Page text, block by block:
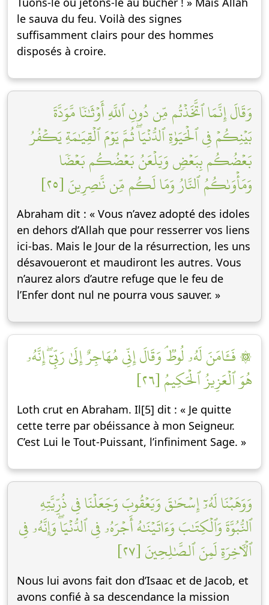
le sauva du feu. Voilà des signes
suffisamment clairs pour des hommes
disposés à croire.
وَقَالَ إِنَّمَا ٱتَّخَذۡتُم مِّن دُونِ ٱللَّهِ أَوۡثَٰنٗا مَّوَدَّةَ
بَيۡنِكُمۡ فِي ٱلۡحَيَوٰةِ ٱلدُّنۡيَاۖ ثُمَّ يَوۡمَ ٱلۡقِيَٰمَةِ يَكۡفُرُ
بَعۡضُكُم بِبَعۡضٖ وَيَلۡعَنُ بَعۡضُكُم بَعۡضٗا
وَمَأۡوَىٰكُمُ ٱلنَّارُ وَمَا لَكُم مِّن نَّٰصِرِينَ [٢٥]
Abraham dit : « Vous n’avez adopté des idoles
en dehors d’Allah que pour resserrer vos liens
ici-bas. Mais le Jour de la résurrection, les uns
désavoueront et maudiront les autres. Vous
n’aurez alors d’autre refuge que le feu de
l’Enfer dont nul ne pourra vous sauver. »
۞ فَـَٔامَنَ لَهُۥ لُوطٞۘ وَقَالَ إِنِّي مُهَاجِرٌ إِلَىٰ رَبِّيٓۖ إِنَّهُۥ
هُوَ ٱلۡعَزِيزُ ٱلۡحَكِيمُ [٢٦]
Loth crut en Abraham. Il[5] dit : « Je quitte
cette terre par obéissance à mon Seigneur.
C’est Lui le Tout-Puissant, l’infiniment Sage. »
وَوَهَبۡنَا لَهُۥٓ إِسۡحَٰقَ وَيَعۡقُوبَ وَجَعَلۡنَا فِي ذُرِّيَّتِهِ
ٱلنُّبُوَّةَ وَٱلۡكِتَٰبَ وَءَاتَيۡنَٰهُ أَجۡرَهُۥ فِي ٱلدُّنۡيَاۖ وَإِنَّهُۥ فِي
ٱلۡأٓخِرَةِ لَمِنَ ٱلصَّٰلِحِينَ [٢٧]
Nous lui avons fait don d’Isaac et de Jacob, et
avons confié à sa descendance la mission